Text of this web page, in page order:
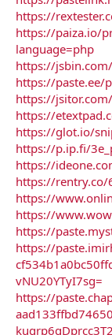
https://
https://paiza.io/
language=php
https://
https://paste.ee/
https://
https://
https://glot.io/
https://p.ip.fi/
https://
https://rentry.co/
https://
https://
https://
https://
vNU20YTyI7sg=
https://
kugrp6gDprcc3T2